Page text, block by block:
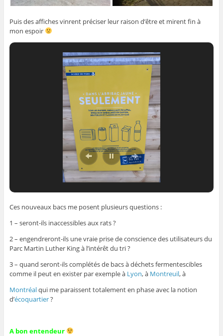
Puis des affiches vinrent préciser leur raison d’être et mirent fin à
mon espoir
Ces nouveaux bacs me posent plusieurs questions :
1 – seront-ils inaccessibles aux rats ?
2 – engendreront-ils une vraie prise de conscience des utilisateurs du
Parc Martin Luther King à l’intérêt du tri ?
3 – quand seront-ils complétés de bacs à déchets fermentescibles
comme il peut en exister par exemple à Lyon, à Montreuil, à
Montréalqui me paraissent totalement en phase avec la notion
d’écoquartier?
A bon entendeur